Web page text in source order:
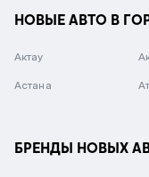
НОВЫЕ АВТО В
Актау
Астана
БРЕНДЫ НОВЫХ